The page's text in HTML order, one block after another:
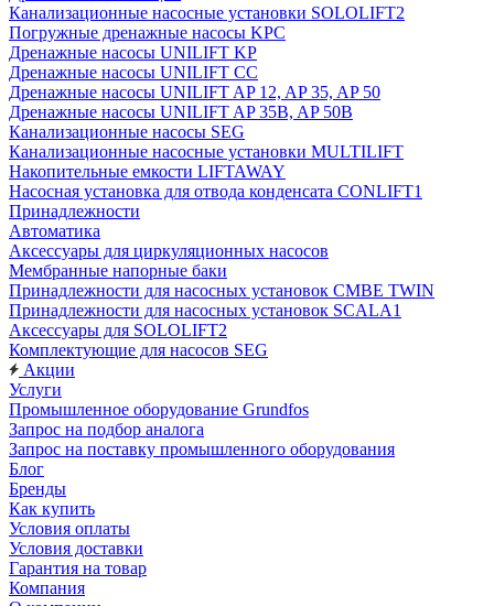
Канализационные насосные установки SOLOLIFT2
Погружные дренажные насосы KPC
Дренажные насосы UNILIFT KP
Дренажные насосы UNILIFT CC
Дренажные насосы UNILIFT AP 12, AP 35, AP 50
Дренажные насосы UNILIFT AP 35B, AP 50B
Канализационные насосы SEG
Канализационные насосные установки MULTILIFT
Накопительные емкости LIFTAWAY
Насосная установка для отвода конденсата CONLIFT1
Принадлежности
Автоматика
Аксессуары для циркуляционных насосов
Мембранные напорные баки
Принадлежности для насосных установок CMBE TWIN
Принадлежности для насосных установок SCALA1
Аксессуары для SOLOLIFT2
Комплектующие для насосов SEG
Акции
Услуги
Промышленное оборудование Grundfos
Запрос на подбор аналога
Запрос на поставку промышленного оборудования
Блог
Бренды
Как купить
Условия оплаты
Условия доставки
Гарантия на товар
Компания